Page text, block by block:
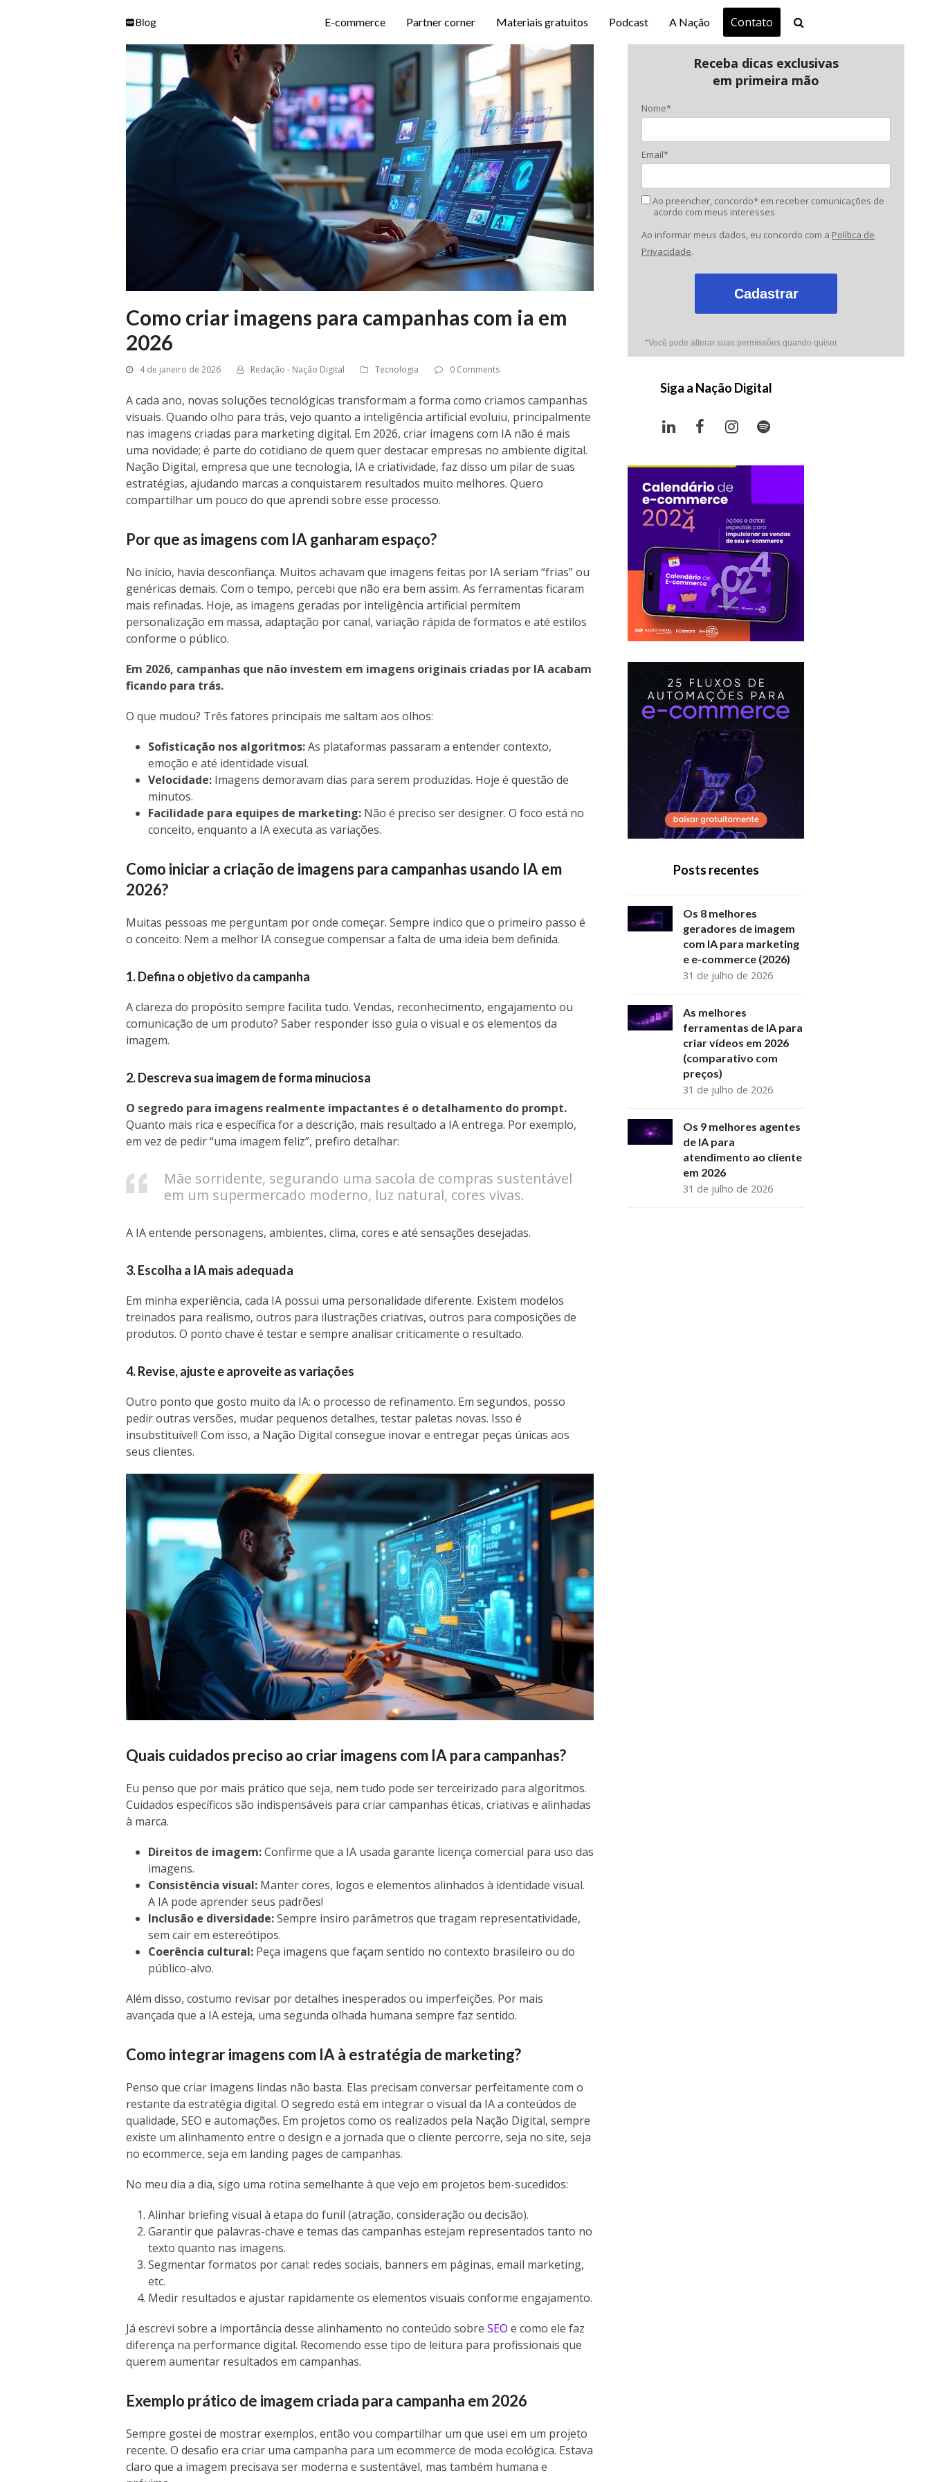
E-commerce Partner corner Materiais gratuitos Podcast A Nação Contato
Como criar imagens para campanhas com ia em
2026
4 de janeiro de 2026 Redação - Nação Digital Tecnologia 0 Comments
A cada ano, novas soluções tecnológicas transformam a forma como criamos campanhas
visuais. Quando olho para trás, vejo quanto a inteligência artificial evoluiu, principalmente
nas imagens criadas para marketing digital. Em 2026, criar imagens com IA não é mais
uma novidade; é parte do cotidiano de quem quer destacar empresas no ambiente digital.
Nação Digital, empresa que une tecnologia, IA e criatividade, faz disso um pilar de suas
estratégias, ajudando marcas a conquistarem resultados muito melhores. Quero
compartilhar um pouco do que aprendi sobre esse processo.
Por que as imagens com IA ganharam espaço?
No início, havia desconfiança. Muitos achavam que imagens feitas por IA seriam “frias” ou
genéricas demais. Com o tempo, percebi que não era bem assim. As ferramentas ficaram
mais refinadas. Hoje, as imagens geradas por inteligência artificial permitem
personalização em massa, adaptação por canal, variação rápida de formatos e até estilos
conforme o público.
Em 2026, campanhas que não investem em imagens originais criadas por IA acabam
ficando para trás.
O que mudou? Três fatores principais me saltam aos olhos:
Sofisticação nos algoritmos:As plataformas passaram a entender contexto,
emoção e até identidade visual.
Velocidade: Imagens demoravam dias para serem produzidas. Hoje é questão de
minutos.
Facilidade para equipes de marketing: Não é preciso ser designer. O foco está no
conceito, enquanto a IA executa as variações.
Como iniciar a criação de imagens para campanhas usando IA em
2026?
Muitas pessoas me perguntam por onde começar. Sempre indico que o primeiro passo é
o conceito. Nem a melhor IA consegue compensar a falta de uma ideia bem definida.
1. Defina o objetivo da campanha
A clareza do propósito sempre facilita tudo. Vendas, reconhecimento, engajamento ou
comunicação de um produto? Saber responder isso guia o visual e os elementos da
imagem.
2. Descreva sua imagem de forma minuciosa
O segredo para imagens realmente impactantes é o detalhamento do prompt.
Quanto mais rica e específica for a descrição, mais resultado a IA entrega. Por exemplo,
em vez de pedir “uma imagem feliz”, prefiro detalhar:
Mãe sorridente, segurando uma sacola de compras sustentável
em um supermercado moderno, luz natural, cores vivas.
A IA entende personagens, ambientes, clima, cores e até sensações desejadas.
3. Escolha a IA mais adequada
Em minha experiência, cada IA possui uma personalidade diferente. Existem modelos
treinados para realismo, outros para ilustrações criativas, outros para composições de
produtos. O ponto chave é testar e sempre analisar criticamente o resultado.
4. Revise, ajuste e aproveite as variações
Outro ponto que gosto muito da IA: o processo de refinamento. Em segundos, posso
pedir outras versões, mudar pequenos detalhes, testar paletas novas. Isso é
insubstituível! Com isso, a Nação Digital consegue inovar e entregar peças únicas aos
seus clientes.
Quais cuidados preciso ao criar imagens com IA para campanhas?
Eu penso que por mais prático que seja, nem tudo pode ser terceirizado para algoritmos.
Cuidados específicos são indispensáveis para criar campanhas éticas, criativas e alinhadas
à marca.
Direitos de imagem:Confirme que a IA usada garante licença comercial para uso das
imagens.
Consistência visual: Manter cores, logos e elementos alinhados à identidade visual.
A IA pode aprender seus padrões!
Inclusão e diversidade:Sempre insiro parâmetros que tragam representatividade,
sem cair em estereótipos.
Coerência cultural: Peça imagens que façam sentido no contexto brasileiro ou do
público-alvo.
Além disso, costumo revisar por detalhes inesperados ou imperfeições. Por mais
avançada que a IA esteja, uma segunda olhada humana sempre faz sentido.
Como integrar imagens com IA à estratégia de marketing?
Penso que criar imagens lindas não basta. Elas precisam conversar perfeitamente com o
restante da estratégia digital. O segredo está em integrar o visual da IA a conteúdos de
qualidade, SEO e automações. Em projetos como os realizados pela Nação Digital, sempre
existe um alinhamento entre o design e a jornada que o cliente percorre, seja no site, seja
no ecommerce, seja em landing pages de campanhas.
No meu dia a dia, sigo uma rotina semelhante à que vejo em projetos bem-sucedidos:
Alinhar briefing visual à etapa do funil (atração, consideração ou decisão).
Garantir que palavras-chave e temas das campanhas estejam representados tanto no
texto quanto nas imagens.
Segmentar formatos por canal: redes sociais, banners em páginas, email marketing,
etc.
Medir resultados e ajustar rapidamente os elementos visuais conforme engajamento.
Já escrevi sobre a importância desse alinhamento no conteúdo sobre SEO e como ele faz
diferença na performance digital. Recomendo esse tipo de leitura para profissionais que
querem aumentar resultados em campanhas.
Exemplo prático de imagem criada para campanha em 2026
Sempre gostei de mostrar exemplos, então vou compartilhar um que usei em um projeto
recente. O desafio era criar uma campanha para um ecommerce de moda ecológica. Estava
claro que a imagem precisava ser moderna e sustentável, mas também humana e
Receba dicas exclusivas
em primeira mão
Nome*
Email*
Ao preencher, concordo* em receber comunicações de
acordo com meus interesses
Ao informar meus dados, eu concordo com a Política de
Privacidade.
Cadastrar
*Você pode alterar suas permissões quando quiser
Siga a Nação Digital
LinkedInFacebook
Instagram
Spotify
Posts recentes
Os 8 melhores
geradores de imagem
com IA para marketing
e e-commerce (2026)
31 de julho de 2026
As melhores
ferramentas de IA para
criar vídeos em 2026
(comparativo com
preços)
31 de julho de 2026
Os 9 melhores agentes
de IA para
atendimento ao cliente
em 2026
31 de julho de 2026